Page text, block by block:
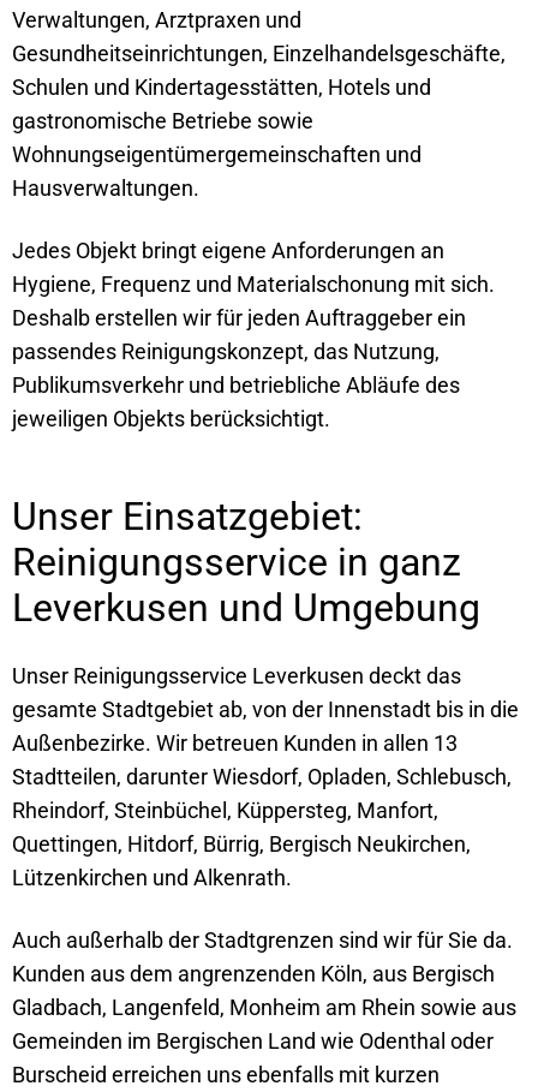
Verwaltungen, Arztpraxen und
Gesundheitseinrichtungen, Einzelhandelsgeschäfte,
Schulen und Kindertagesstätten, Hotels und
gastronomische Betriebe sowie
Wohnungseigentümergemeinschaften und
Hausverwaltungen.
Jedes Objekt bringt eigene Anforderungen an
Hygiene, Frequenz und Materialschonung mit sich.
Deshalb erstellen wir für jeden Auftraggeber ein
passendes Reinigungskonzept, das Nutzung,
Publikumsverkehr und betriebliche Abläufe des
jeweiligen Objekts berücksichtigt.
Unser Einsatzgebiet:
Reinigungsservice in ganz
Leverkusen und Umgebung
Unser Reinigungsservice Leverkusen deckt das
gesamte Stadtgebiet ab, von der Innenstadt bis in die
Außenbezirke. Wir betreuen Kunden in allen 13
Stadtteilen, darunter Wiesdorf, Opladen, Schlebusch,
Rheindorf, Steinbüchel, Küppersteg, Manfort,
Quettingen, Hitdorf, Bürrig, Bergisch Neukirchen,
Lützenkirchen und Alkenrath.
Auch außerhalb der Stadtgrenzen sind wir für Sie da.
Kunden aus dem angrenzenden Köln, aus Bergisch
Gladbach, Langenfeld, Monheim am Rhein sowie aus
Gemeinden im Bergischen Land wie Odenthal oder
Burscheid erreichen uns ebenfalls mit kurzen
Kundenbewertungen und Erfahrungen zu
100
%
Empfehlungen auf
ProvenExpert.com
SEHR GUT
4,99
/
5,00
84
62